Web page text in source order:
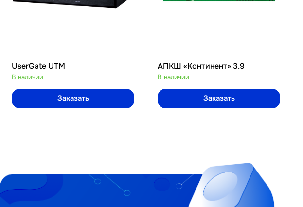
UserGate UTM
В наличии
Заказать
АПКШ «Континент» 3.9
В наличии
Заказать